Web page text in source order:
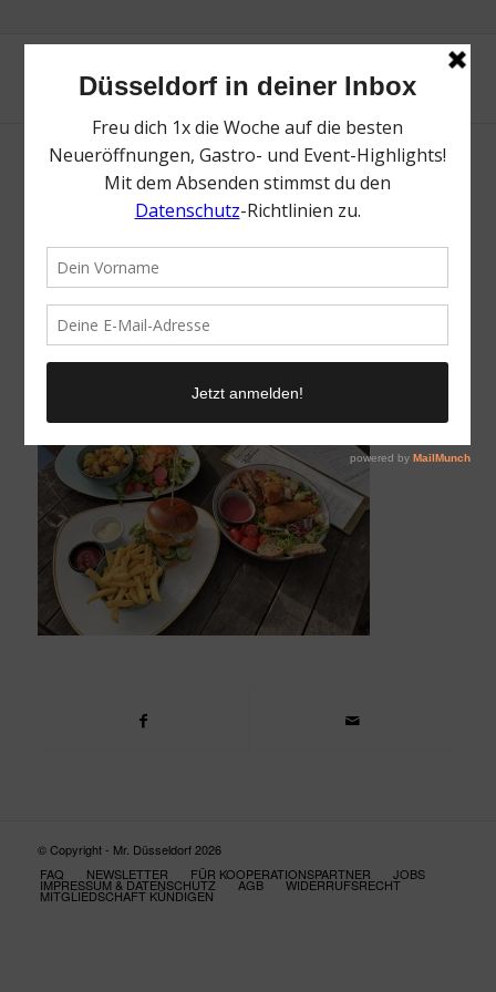
Herr Knillmann | Die Top 16 Spots in
Foto: Mr. Düsseldorf
© Copyright - Mr. Düsseldorf 2026
FAQ
NEWSLETTER FÜR KOOPERATIONSPARTNER JOBS
IMPRESSUM & DATENSCHUTZ AGB WIDERRUFSRECHT
MITGLIEDSCHAFT KÜNDIGEN